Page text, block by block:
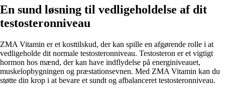
En sund løsning til vedligeholdelse af dit
testosteronniveau
ZMA Vitamin er et kosttilskud, der kan spille en afgørende rolle i at
vedligeholde dit normale testosteronniveau. Testosteron er et vigtigt
hormon hos mænd, der kan have indflydelse på energiniveauet,
muskelopbygningen og præstationsevnen. Med ZMA Vitamin kan du
støtte din krop i at bevare et sundt og afbalanceret testosteronniveau.